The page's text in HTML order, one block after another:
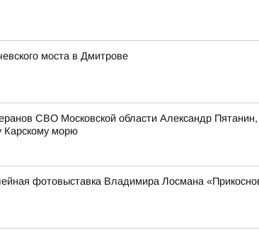
моста в Дмитрове
СВО Московской области Александр
Карскому морю
фотовыставка Владимира Лосмана